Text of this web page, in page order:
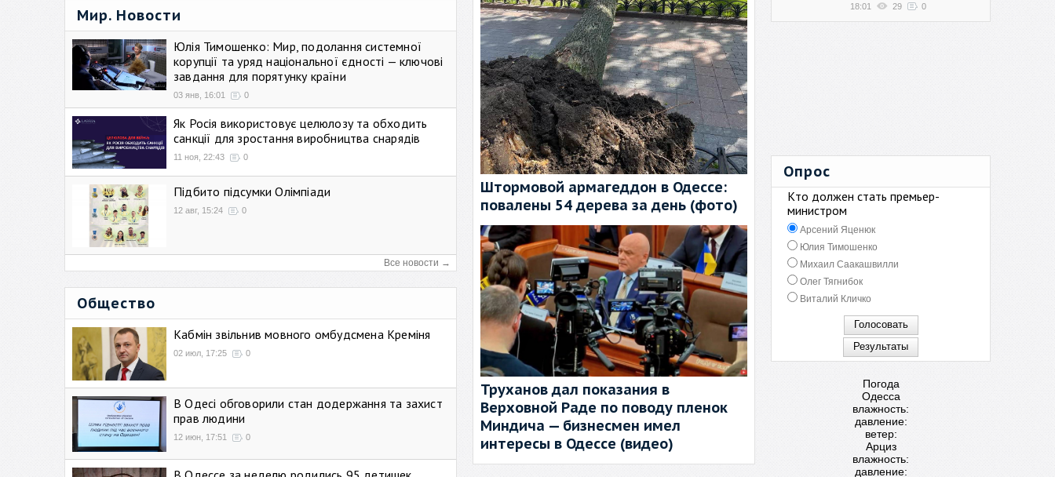
Мир. Новости
Юлія Тимошенко: Мир, подолання системної
корупції та уряд національної єдності — ключові
завдання для порятунку країни
03 янв, 16:01 0
Як Росія використовує целюлозу та обходить
санкції для зростання виробництва снарядів
11 ноя, 22:43 0
Підбито підсумки Олімпіади
12 авг, 15:24 0
Все новости →
Общество
Кабмін звільнив мовного омбудсмена Креміня
02 июл, 17:25 0
В Одесі обговорили стан додержання та захист
прав людини
12 июн, 17:51 0
Штормовой армагеддон в Одессе:
повалены 54 дерева за день (фото)
Труханов дал показания в
Верховной Раде по поводу пленок
Миндича — бизнесмен имел
интересы в Одессе (видео)
18:01 29 0
Опрос
Кто должен стать премьер-
министром
Арсений Яценюк
Юлия Тимошенко
Михаил Саакашвилли
Олег Тягнибок
Виталий Кличко
Погода
Одесса
влажность:
давление:
ветер:
Арциз
влажность:
давление: